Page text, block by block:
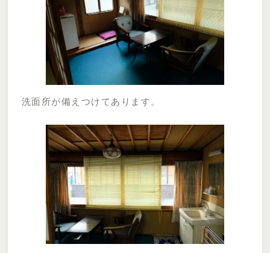
洗面所が備えつけてあります。